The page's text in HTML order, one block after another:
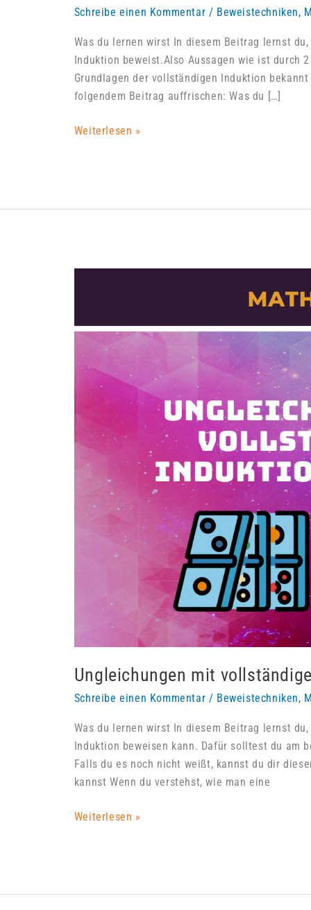
Schreibe einen Kommentar / Beweistechniken,
Was du lernen wirst In diesem Beitrag lernst
Induktion beweist.Also Aussagen wie ist durch
Grundlagen der vollständigen Induktion
folgendem Beitrag auffrischen: Was du […]
Teilbarkeit
Weiterlesen »
Ungleichungen mit
Schreibe einen Kommentar / Beweistechniken,
Was du lernen wirst In diesem Beitrag lernst
Induktion beweisen kann. Dafür solltest du am
Falls du es noch nicht weißt, kannst du dir
kannst Wenn du verstehst, wie man eine
Ungleichungen
Weiterlesen »